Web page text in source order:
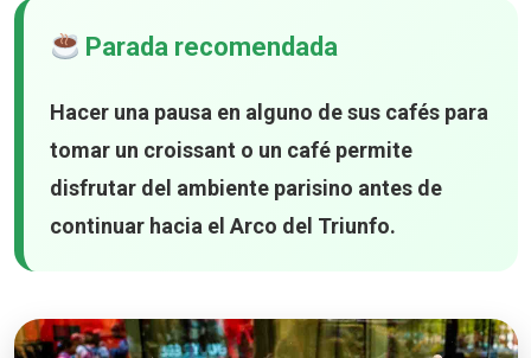
Parada recomendada
Hacer una pausa en alguno de sus cafés para
tomar un croissant o un café permite
disfrutar del ambiente parisino antes de
continuar hacia el Arco del Triunfo.